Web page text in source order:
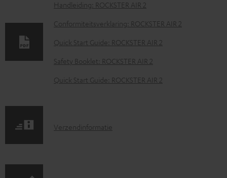
D
o
l
o
d
Handleiding: ROCKSTER AIR 2
Conformiteitsverklaring: ROCKSTER AIR 2
Quick Start Guide: ROCKSTER AIR 2
Safety Booklet: ROCKSTER AIR 2
Quick Start Guide: ROCKSTER AIR 2
V
Verzendinformatie